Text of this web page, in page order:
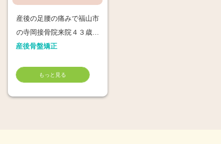
産後の足腰の痛みで福山市
の寺岡接骨院来院４３歳吉
田彩子さん
産後骨盤矯正
もっと見る